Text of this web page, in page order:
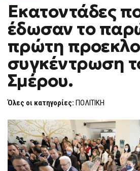
Εκατοντάδες
έδωσαν το
πρώτη
συγκέντρωση
Σμέρου.
Όλες οι κατηγορίες: ΠΟΛΙΤΙΚΗ